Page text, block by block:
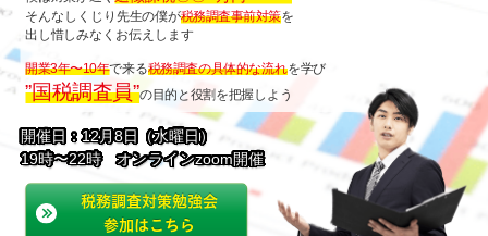
そんなしくじり先生の僕が税務調査事前対策を
出し惜しみなくお伝えします
開業3年〜10年で来る税務調査の具体的な流れを学び
”国税調査員”の目的と役割を把握しよう
開催日：12月8日（水曜日）
19時〜22時 オンラインzoom開催
税務調査対策勉強会
参加はこちら